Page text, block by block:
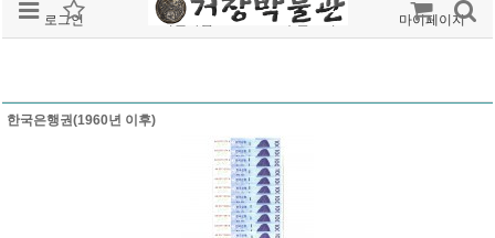
로그인 회원가입 주문조회 마이페이지
한국은행권(1960년 이후)